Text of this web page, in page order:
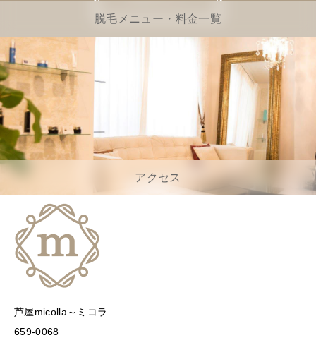
脱毛メニュー・料金一覧
アクセス
芦屋micolla～ミコラ
659-0068